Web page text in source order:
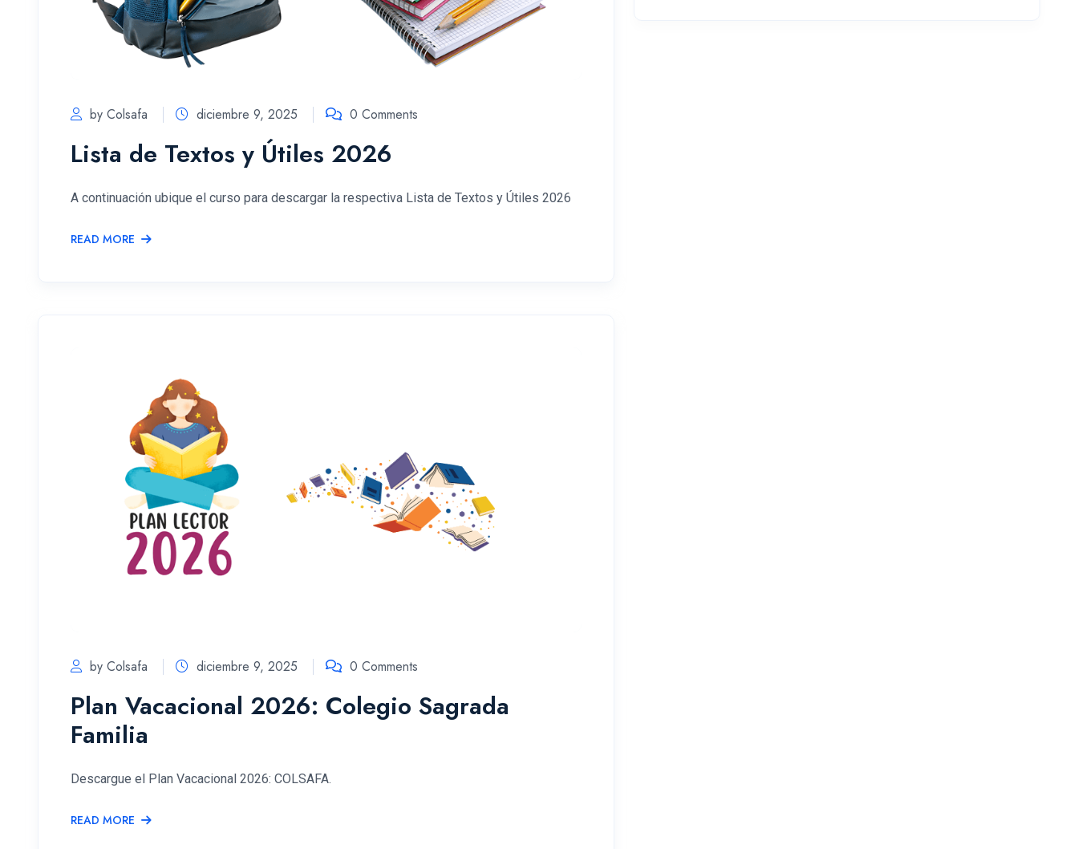
by Colsafa diciembre 9, 2025 0 Comments
Lista de Textos y Útiles 2026
A continuación ubique el curso para descargar la respectiva Lista de Textos y Útiles 2026
READ MORE
by Colsafa diciembre 9, 2025 0 Comments
Plan Vacacional 2026: Colegio Sagrada
Familia
Descargue el Plan Vacacional 2026: COLSAFA.
READ MORE